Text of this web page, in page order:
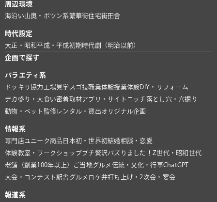
周辺環境
海沿い山奥・ポツン系繁華街住宅街田舎
時代設定
大正・昭和平成・平成初期時代劇（明治以前）
企画で探す
バラエティ系
ドッキリ協力 工場見学 スゴ技職業体験授業体験 DIY・リフォーム
デカ盛り・大食い密着取材アプリ・サイト ニッチ落とし穴・穴掘り
動物・ペット 監修 レンタル・貸出オリジナル企画
情報系
専門店ユニーク商品 日本初・世界初結婚相談・恋愛
体験教室・ワークショッププチ贅沢バズりました！ Z世代・昭和世代
老舗（創業100年以上）
ご当地グルメ 伝統・文化・行事ChatGPT
大会・コンテスト 駅舎グルメ ロケ弁打ち上げ・2次会・宴会
報道系